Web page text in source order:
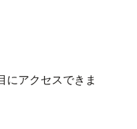
にアクセスできま